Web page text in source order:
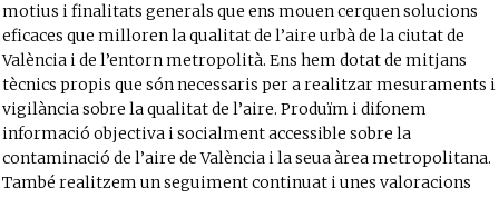
motius i finalitats generals que ens mouen cerquen solucions
eficaces que milloren la qualitat de l’aire urbà de la ciutat de
València i de l’entorn metropolità. Ens hem dotat de mitjans
tècnics propis que són necessaris per a realitzar mesuraments i
vigilància sobre la qualitat de l’aire. Produïm i difonem
informació objectiva i socialment accessible sobre la
contaminació de l’aire de València i la seua àrea metropolitana.
També realitzem un seguiment continuat i unes valoracions